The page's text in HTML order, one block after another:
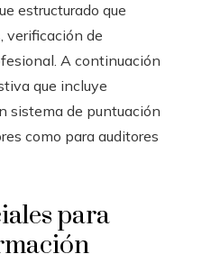
estructurado que
verificación de
A continuación
que incluye
sistema de puntuación
como para auditores
para